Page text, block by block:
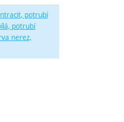
potrubí
potrubí
nerez,